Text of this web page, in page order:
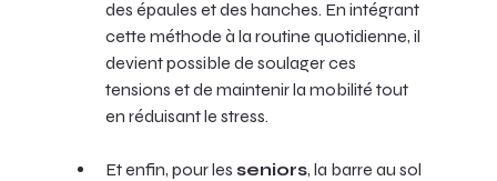
des épaules et des hanches. En intégrant
cette méthode à la routine quotidienne, il
devient possible de soulager ces
tensions et de maintenir la mobilité tout
en réduisant le stress.
Et enfin, pour les seniors, la barre au sol